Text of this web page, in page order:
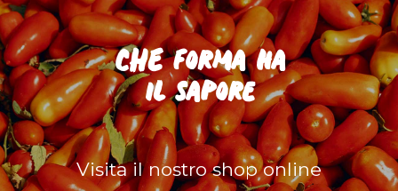
CHE forma ha
il sapore
Visita il nostro shop online